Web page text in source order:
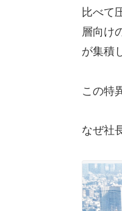
比べて
層向け
が集積
この特
なぜ社